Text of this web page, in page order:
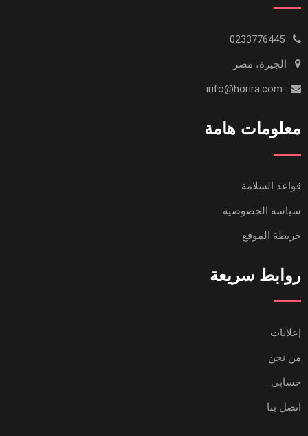
الجيزة، مصر
معلومات هامة
قواعد السلامة
سياسة الخصوصية
خريطة الموقع
روابط سريعة
إعلانات
من نحن
حسابي
اتصل بنا